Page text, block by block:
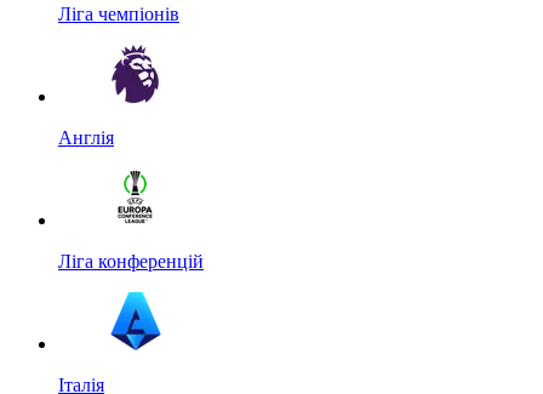
Ліга чемпіонів
Англія
Ліга конференцій
Італія